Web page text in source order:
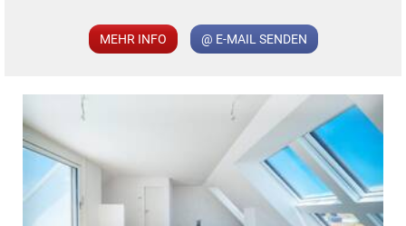
MEHR INFO @ E-MAIL SENDEN